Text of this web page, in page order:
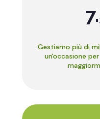
Gestiamo più di
un'occasione